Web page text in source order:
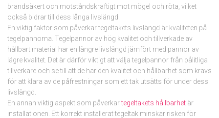
brandsäkert och motståndskraftigt mot mögel och röta, vilket
också bidrar till dess långa livslängd.
En viktig faktor som påverkar tegeltakets livslängd är kvaliteten på
tegelpannorna. Tegelpannor av hög kvalitet och tillverkade av
hållbart material har en längre livslängd jämfört med pannor av
lägre kvalitet. Det är därför viktigt att välja tegelpannor från pålitliga
tillverkare och se till att de har den kvalitet och hållbarhet som krävs
för att klara av de påfrestningar som ett tak utsätts för under dess
livslängd.
En annan viktig aspekt som påverkartegeltakets hållbarhet är
installationen. Ett korrekt installerat tegeltak minskar risken för